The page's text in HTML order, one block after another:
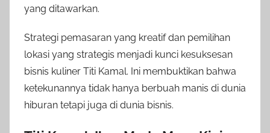
yang ditawarkan.
Strategi pemasaran yang kreatif dan pemilihan
lokasi yang strategis menjadi kunci kesuksesan
bisnis kuliner Titi Kamal. Ini membuktikan bahwa
ketekunannya tidak hanya berbuah manis di dunia
hiburan tetapi juga di dunia bisnis.